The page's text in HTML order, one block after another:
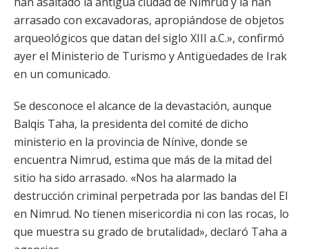
arrasado con excavadoras, apropiándose de objetos
arqueológicos que datan del siglo XIII a.C.», confirmó
ayer el Ministerio de Turismo y Antigüedades de Irak
en un comunicado.
Se desconoce el alcance de la devastación, aunque
Balqis Taha, la presidenta del comité de dicho
ministerio en la provincia de Nínive, donde se
encuentra Nimrud, estima que más de la mitad del
sitio ha sido arrasado. «Nos ha alarmado la
destrucción criminal perpetrada por las bandas del EI
en Nimrud. No tienen misericordia ni con las rocas, lo
que muestra su grado de brutalidad», declaró Taha a